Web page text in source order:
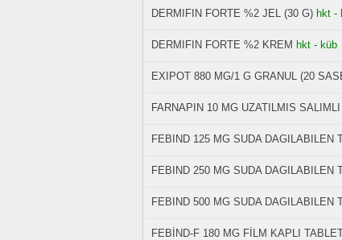
DERMIFIN FORTE %2 JEL (30 G) hkt -
DERMIFIN FORTE %2 KREM hkt - küb
EXIPOT 880 MG/1 G GRANUL (20
FARNAPIN 10 MG UZATILMIS
FEBIND 125 MG SUDA DAGILABILEN
FEBIND 250 MG SUDA DAGILABILEN
FEBIND 500 MG SUDA DAGILABILEN
FEBİND-F 180 MG FİLM KAPLI